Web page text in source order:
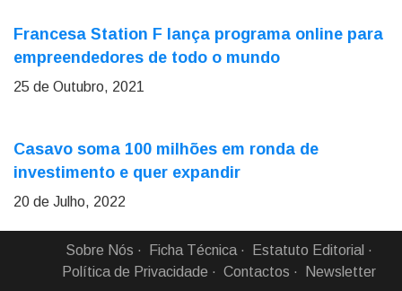
Francesa Station F lança programa online para
empreendedores de todo o mundo
25 de Outubro, 2021
Casavo soma 100 milhões em ronda de
investimento e quer expandir
20 de Julho, 2022
Sobre Nós Ficha Técnica
Estatuto Editorial
Política de Privacidade
Contactos Newsletter